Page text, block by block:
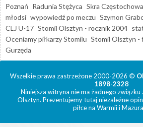
Poznań Radunia Stężyca Skra Częstochowa
młodsi wypowiedź po meczu Szymon
CLJ U-17 Stomil Olsztyn - rocznik 2004
Oceniamy piłkarzy Stomilu Stomil Olsztyn -
Gurzęda
Wszelkie prawa zastrzeżone 2000-2026 ©
1898-2328
Niniejsza witryna nie ma żadnego związku
Olsztyn. Prezentujemy tutaj niezależne
piłce na Warmii i